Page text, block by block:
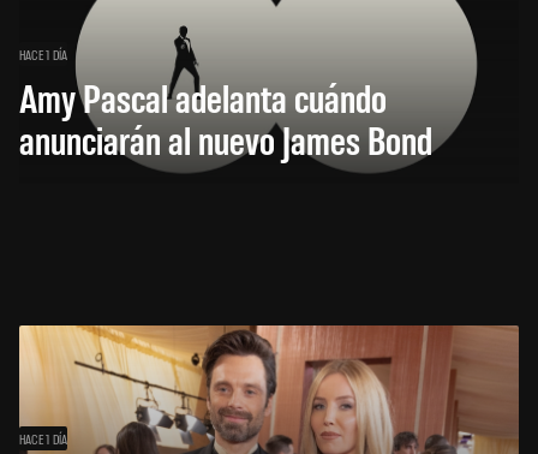
HACE 1 DÍA
Amy Pascal adelanta cuándo
anunciarán al nuevo James Bond
HACE 1 DÍA